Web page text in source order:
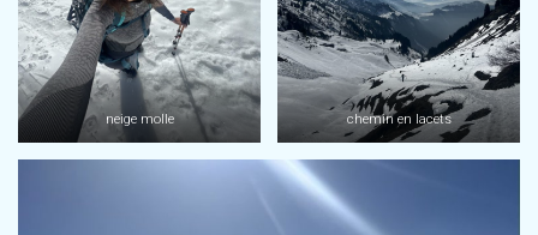
neige molle chemin en lacets